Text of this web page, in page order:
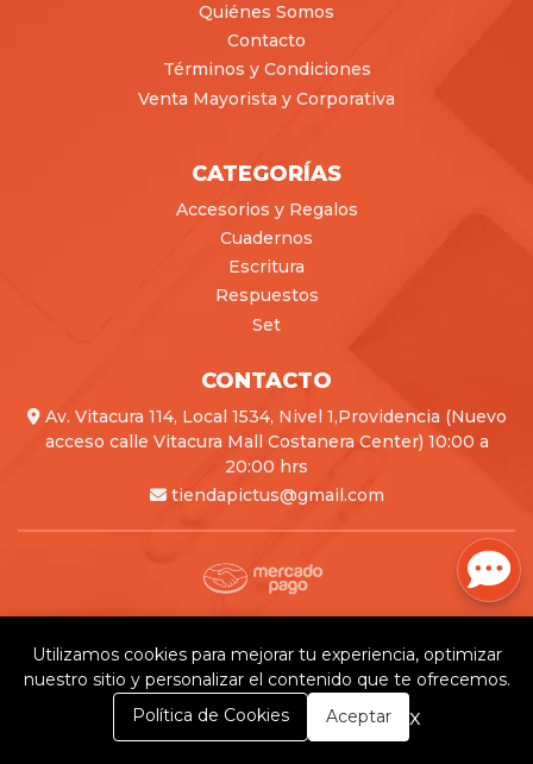
Quiénes Somos
Contacto
Términos y Condiciones
Venta Mayorista y Corporativa
CATEGORÍAS
Accesorios y Regalos
Cuadernos
Escritura
Respuestos
Set
CONTACTO
Av. Vitacura 114, Local 1534, Nivel 1,Providencia (Nuevo
acceso calle Vitacura Mall Costanera Center) 10:00 a
20:00 hrs
tiendapictus@gmail.com
Creado porBsale
0
Utilizamos cookies para mejorar tu experiencia, optimizar
nuestro sitio y personalizar el contenido que te ofrecemos.
Política de Cookies
Aceptar x